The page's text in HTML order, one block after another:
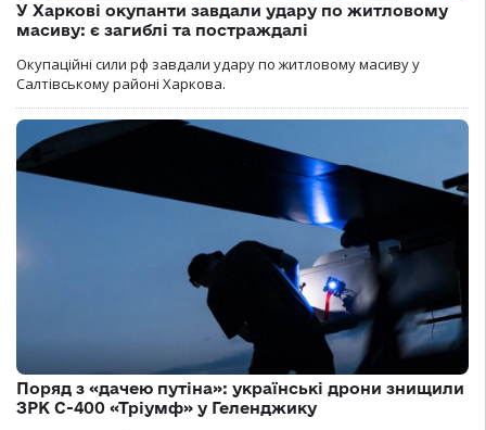
У Харкові окупанти завдали удару по житловому
масиву: є загиблі та постраждалі
Окупаційні сили рф завдали удару по житловому масиву у
Салтівському районі Харкова.
Поряд з «дачею путіна»: українські дрони знищили
ЗРК С-400 «Тріумф» у Геленджику